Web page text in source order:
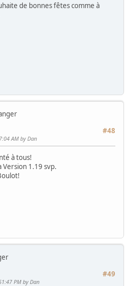
de bonnes fêtes comme à
#48
AM by Dan
à tous!
Version 1.19 svp.
#49
PM by Dan